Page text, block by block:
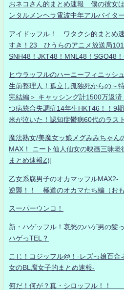
おネコさん的まとめ速報 僕の彼女
ンタルメンヘラ電波中年アルバイタ
アイドッフル！ ワタクシ的まとめ
すき！23 ひうらのアニメ放送局
SNH48！JKT48！MNL48！SGO48
ヒウラッフルのハーニーフィニッシ
生前整理人！孤立し孤独死からの～
完結編＞ キャッシング計1500万返
つ病統合失調症14年生HKT46！！9
米が泣いた！認知症鬱病60代のラス
魔法熟女/美魔女ッ娘メグみみちゃん
MAX！ ニート仙人仙女の映画三昧
まとめ速報Z)]
乙女系腐男子のオカマッフル
逆襲！！ 極道のオカマたち編（おも
スーパーウンコ！
新・ハゲッフル！哀愁のハゲ男の髪
ハゲっTEL？
こじ！コジッフル@！-レズっ娘百
女のBL腐女子的まとめ速報-
何だ！何が？真・シロッフル！！